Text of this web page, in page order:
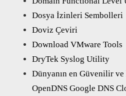
Dosya İzinleri Sembolleri
Doviz Çeviri
Download VMware Tools
DryTek Syslog Utility
Dünyanın en Güvenilir ve
OpenDNS Google DNS